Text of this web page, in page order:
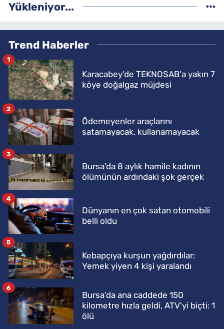
Yükleniyor...
Trend Haberler
Karacabey'de TEKNOSAB'a yakın 7
köye doğalgaz müjdesi
1
Ödemeyenler araçlarını
satamayacak, kullanamayacak
2
Bursa'da 8 aylık hamile kadının
ölümünün ardındaki şok gerçek
3
Dünyanın en çok satan otomobili
belli oldu
4
Kebapçıya kurşun yağdırdılar:
Yemek yiyen 4 kişi yaralandı
5
Bursa'da ana caddede 150
kilometre hızla geldi, ATV'yi biçti: 1
ölü
6